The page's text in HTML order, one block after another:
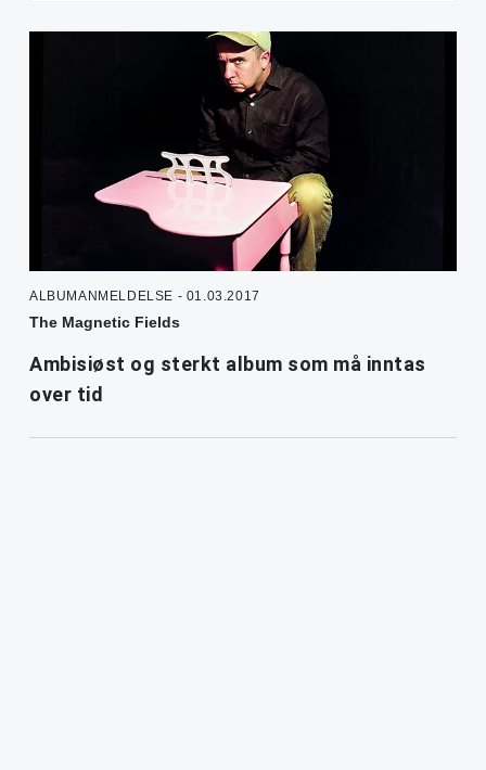
ALBUMANMELDELSE - 01.03.2017
The Magnetic Fields
Ambisiøst og sterkt album som må inntas
over tid